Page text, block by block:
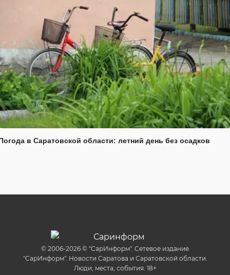
в Саратовской области: летний день без осадков
© 2006-2026 © "СарИнформ". Сетевое издание
"СарИнформ". Новости Саратова и Саратовской области.
Люди, места, события. 18+